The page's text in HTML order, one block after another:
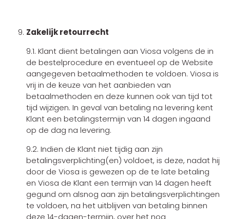
Zakelijk retourrecht
9.1. Klant dient betalingen aan Viosa volgens de in
de bestelprocedure en eventueel op de Website
aangegeven betaalmethoden te voldoen. Viosa is
vrij in de keuze van het aanbieden van
betaalmethoden en deze kunnen ook van tijd tot
tijd wijzigen. In geval van betaling na levering kent
Klant een betalingstermijn van 14 dagen ingaand
op de dag na levering.
9.2. Indien de Klant niet tijdig aan zijn
betalingsverplichting(en) voldoet, is deze, nadat hij
door de Viosa is gewezen op de te late betaling
en Viosa de Klant een termijn van 14 dagen heeft
gegund om alsnog aan zijn betalingsverplichtingen
te voldoen, na het uitblijven van betaling binnen
deze 14-dagen-termijn, over het nog